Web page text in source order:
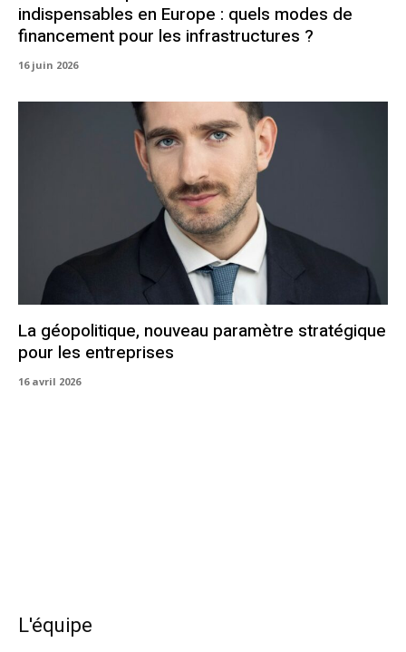
indispensables en Europe : quels modes de
financement pour les infrastructures ?
16 juin 2026
La géopolitique, nouveau paramètre stratégique
pour les entreprises
16 avril 2026
L'équipe